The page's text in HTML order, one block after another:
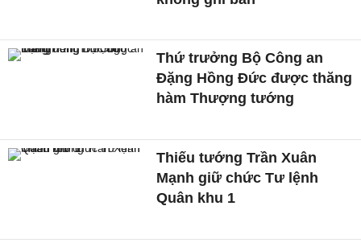
Thứ trưởng Bộ Công an
Đặng Hồng Đức được thăng
hàm Thượng tướng
Thiếu tướng Trần Xuân
Mạnh giữ chức Tư lệnh
Quân khu 1